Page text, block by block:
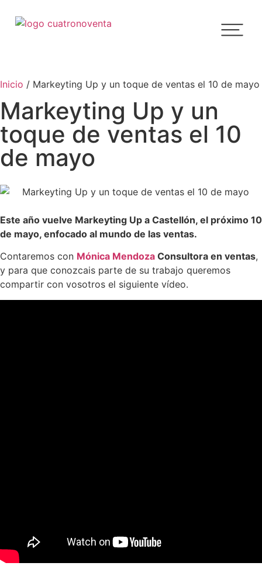
Inicio / Markeyting Up y un toque de ventas el 10 de mayo
Markeyting Up y un
toque de ventas el 10
de mayo
Este año vuelve Markeyting Up a Castellón, el próximo 10
de mayo, enfocado al mundo de las ventas.
Contaremos con Mónica Mendoza Consultora en ventas,
y para que conozcais parte de su trabajo queremos
compartir con vosotros el siguiente vídeo.